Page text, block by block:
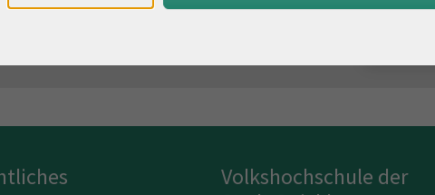
Volkshochschule der